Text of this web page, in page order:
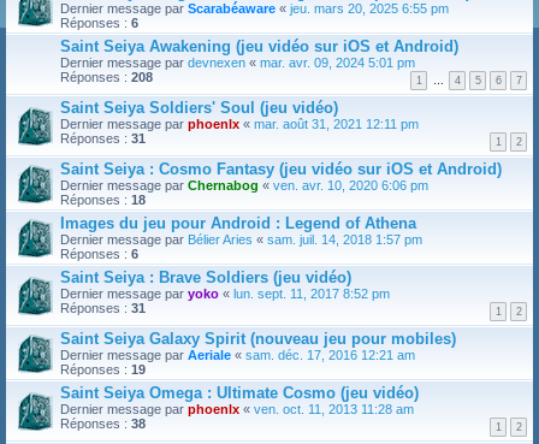
Dernier message par Scarabéaware « jeu. mars 20, 2025 6:55 pm
Réponses : 6
Saint Seiya Awakening (jeu vidéo sur iOS et Android)
Dernier message par devnexen « mar. avr. 09, 2024 5:01 pm
Réponses : 208 1 … 4 5 6 7
Saint Seiya Soldiers' Soul (jeu vidéo)
Dernier message par phoenlx « mar. août 31, 2021 12:11 pm
Réponses : 31 1 2
Saint Seiya : Cosmo Fantasy (jeu vidéo sur iOS et Android)
Dernier message par Chernabog « ven. avr. 10, 2020 6:06 pm
Réponses : 18
Images du jeu pour Android : Legend of Athena
Dernier message par Bélier Aries « sam. juil. 14, 2018 1:57 pm
Réponses : 6
Saint Seiya : Brave Soldiers (jeu vidéo)
Dernier message par yoko « lun. sept. 11, 2017 8:52 pm
Réponses : 31 1 2
Saint Seiya Galaxy Spirit (nouveau jeu pour mobiles)
Dernier message par Aeriale « sam. déc. 17, 2016 12:21 am
Réponses : 19
Saint Seiya Omega : Ultimate Cosmo (jeu vidéo)
Dernier message par phoenlx « ven. oct. 11, 2013 11:28 am
Réponses : 38 1 2